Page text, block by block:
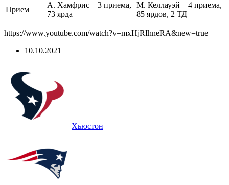
Прием
А. Хамфрис – 3 приема,
73 ярда
М. Келлауэй – 4 приема,
85 ярдов, 2 ТД
https://www.youtube.com/watch?v=mxHjRIhneRA&new=true
10.10.2021
Хьюстон